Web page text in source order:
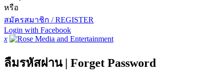
หรือ
สมัครสมาชิก / REGISTER
Login with Facebook
x
ลืมรหัสผ่าน | Forget Password